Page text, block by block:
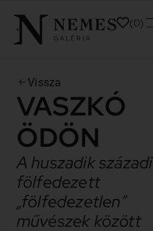
0
Vissza
VASZKÓ
ÖDÖN
A huszadik századi
fölfedezett
„fölfedezetlen”
művészek között